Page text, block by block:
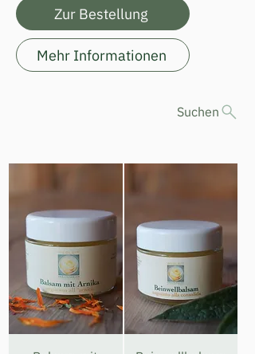
Zur Bestellung
Mehr Informationen
Suchen